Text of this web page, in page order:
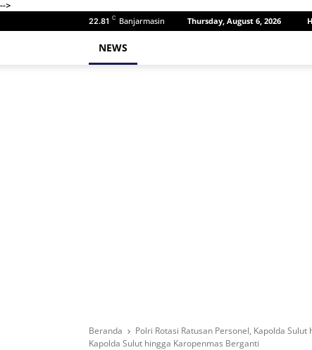
-->
22.81 C Banjarmasin Thursday, August 6, 2026
NEWS
Beranda Polri Rotasi Ratusan Personel, Kapolda
Kapolda Sulut hingga Karopenmas Berganti